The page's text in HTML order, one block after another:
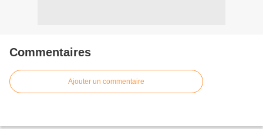
Commentaires
Ajouter un commentaire